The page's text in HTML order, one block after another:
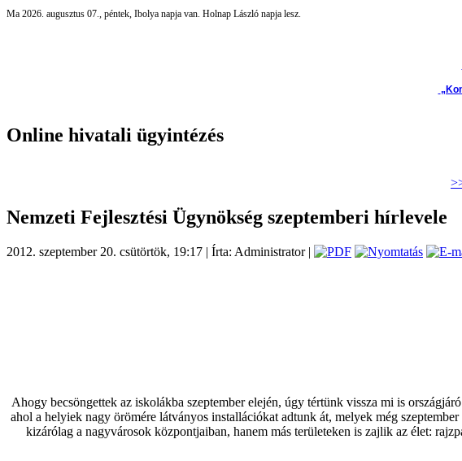
Ma 2026. augusztus 07., péntek, Ibolya napja van. Holnap László napja lesz.
Online hivatali ügyintézés
Nemzeti Fejlesztési Ügynökség szeptemberi hírlevele
2012. szeptember 20. csütörtök, 19:17 | Írta: Administrator |
Ahogy becsöngettek az iskolákba szeptember elején, úgy tértünk vissza mi is
ahol a helyiek nagy örömére látványos installációkat adtunk át, melyek még
kizárólag a nagyvárosok központjaiban, hanem más területeken is zajlik az élet: